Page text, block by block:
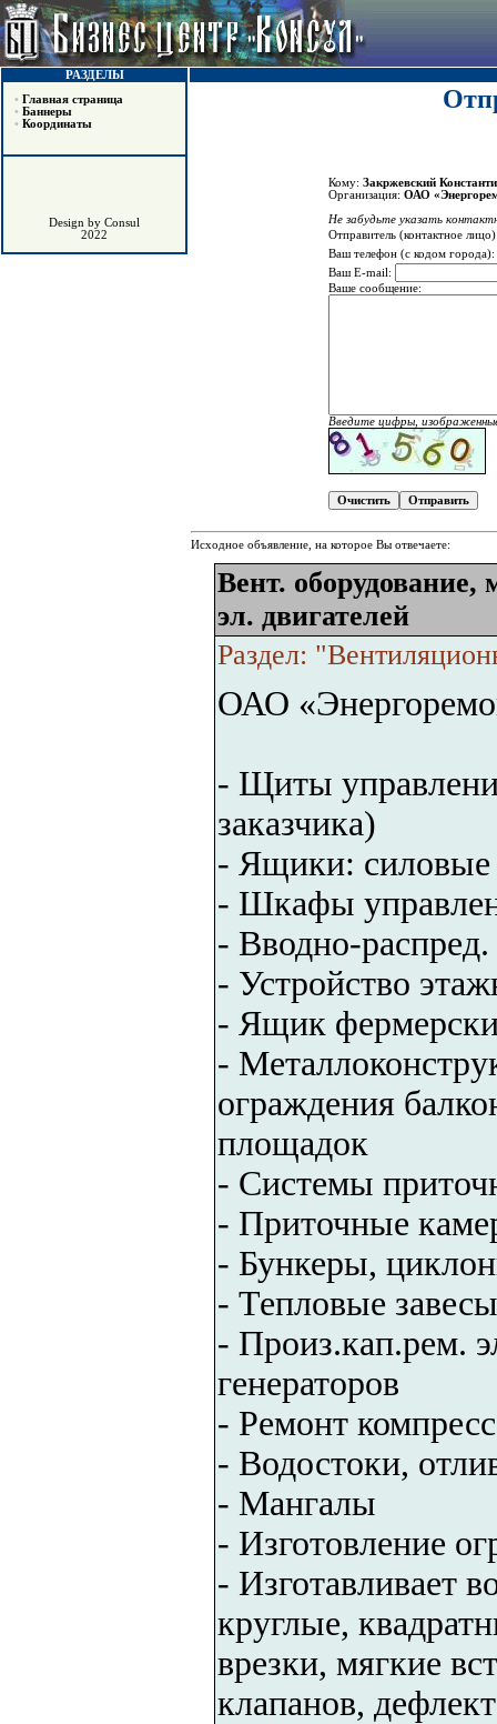
РАЗДЕЛЫ
• Главная страница
• Баннеры
• Координаты
Design by Consul
2022
Кому: Закржевский
Организация: ОАО
Не забудьте указать
Отправитель (контактное
Ваш телефон (с кодом города):
Ваш E-mail:
Ваше сообщение:
Введите цифры,
Исходное объявление, на которое Вы отвечаете:
Вент. оборудование,
эл. двигателей
Раздел:
ОАО
- Щиты
заказчика)
- Ящики: силовые
- Шкафы
- Вводно-распред.
- Устройство
- Ящик
-
ограждения
площадок
- Системы
- Приточные
- Бункеры,
- Тепловые
- Произ.кап.рем.
генераторов
- Ремонт
- Водостоки,
- Мангалы
- Изготовление
- Изготавливает
круглые,
врезки, мягкие
клапанов,